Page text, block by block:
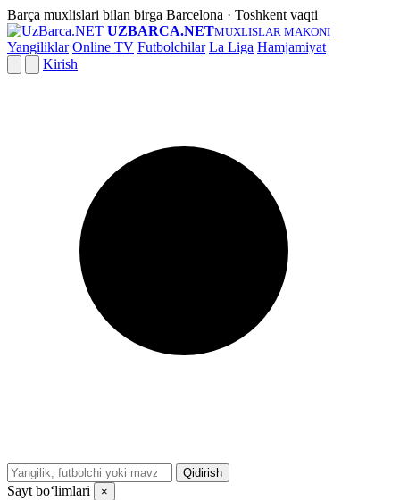
Barça muxlislari bilan birga Barcelona · Toshkent vaqti
UZBARCA.NETMUXLISLAR MAKONI
Yangiliklar Online TV Futbolchilar La Liga Hamjamiyat
Kirish
Qidirish
Sayt bo‘limlari ×